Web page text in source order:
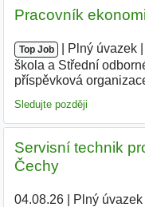
Pracovník
Top Job Plný úvazek
škola a Střední
příspěvková
Sledujte později
Servisní technik
Čechy
04.08.26| Plný úvazek|